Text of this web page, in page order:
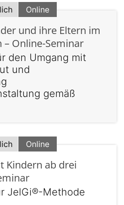
Online
und ihre Eltern im
– Online-Seminar
den Umgang mit
und
gemäß
Online
Kindern ab drei
JelGi®-Methode